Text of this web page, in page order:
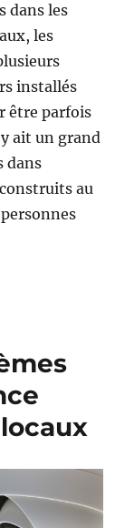
dans les
les
installés
être parfois
ait un grand
dans
au